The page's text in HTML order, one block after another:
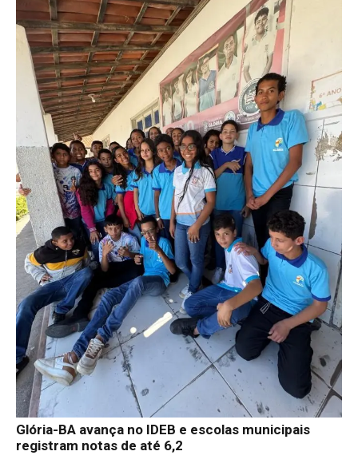
Glória-BA avança no IDEB e escolas municipais
registram notas de até 6,2